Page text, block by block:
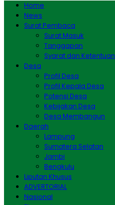
Home
News
Surat Pembaca
Surat Masuk
Tanggapan
Syarat dan Ketentuan
Desa
Profil Desa
Profil Kepala Desa
Potensi Desa
Kebijakan Desa
Desa Membangun
Daerah
Lampung
Sumatera Selatan
Jambi
Bengkulu
Liputan Khusus
ADVERTORIAL
Nasional